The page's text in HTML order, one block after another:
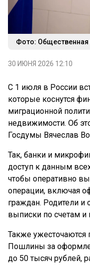
Фото:
30 ИЮНЯ 2026 12:10
С 1 июля в России
которые коснутся
миграционной
недвижимости. Об
Госдумы Вячеслав
Так, банки и
доступ к данным
чтобы оперативно
операции, включая
граждан. Родители и
выписки по счетам
Также ужесточаются
Пошлины за
до 50 тысяч рублей,